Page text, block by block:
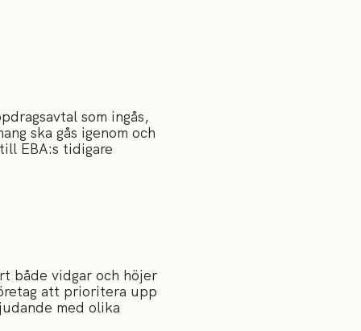
som ingås,
ska gås igenom och
EBA:s tidigare
både vidgar och höjer
att prioritera upp
med olika